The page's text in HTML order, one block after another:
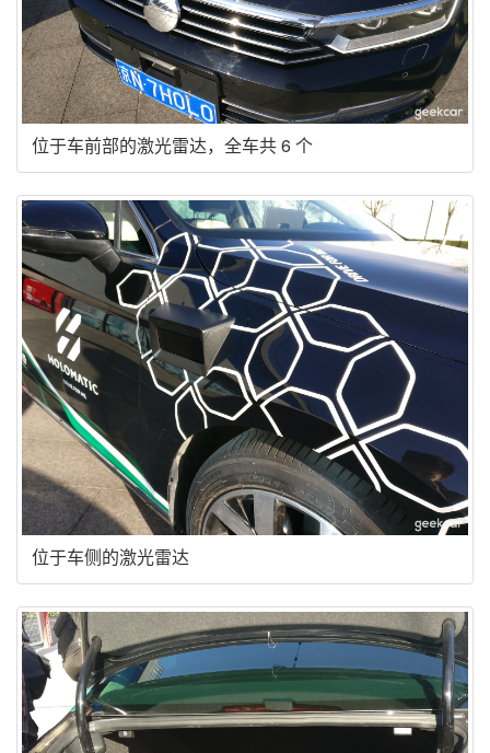
位于车前部的激光雷达，全车共 6 个
位于车侧的激光雷达